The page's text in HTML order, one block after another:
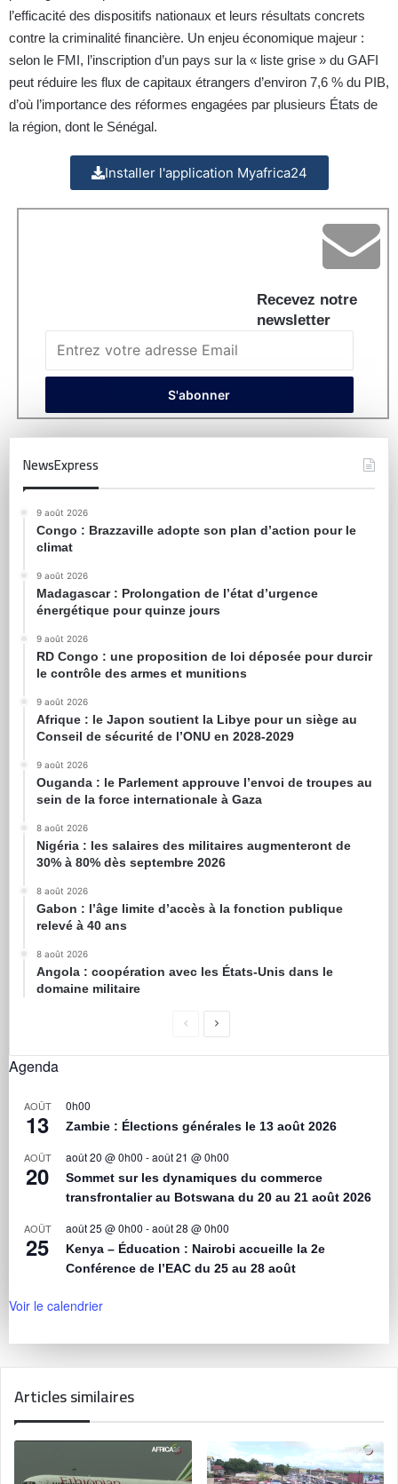
l’efficacité des dispositifs nationaux et leurs résultats concrets
contre la criminalité financière. Un enjeu économique majeur :
selon le FMI, l’inscription d’un pays sur la « liste grise » du GAFI
peut réduire les flux de capitaux étrangers d’environ 7,6 % du PIB,
d’où l’importance des réformes engagées par plusieurs États de
la région, dont le Sénégal.
Installer l'application Myafrica24
Recevez notre
newsletter
NewsExpress
9 août 2026
Congo : Brazzaville adopte son plan d’action pour le
climat
9 août 2026
Madagascar : Prolongation de l’état d’urgence
énergétique pour quinze jours
9 août 2026
RD Congo : une proposition de loi déposée pour durcir
le contrôle des armes et munitions
9 août 2026
Afrique : le Japon soutient la Libye pour un siège au
Conseil de sécurité de l’ONU en 2028-2029
9 août 2026
Ouganda : le Parlement approuve l’envoi de troupes au
sein de la force internationale à Gaza
8 août 2026
Nigéria : les salaires des militaires augmenteront de
30% à 80% dès septembre 2026
8 août 2026
Gabon : l’âge limite d’accès à la fonction publique
relevé à 40 ans
8 août 2026
Angola : coopération avec les États-Unis dans le
domaine militaire
Agenda
AOÛT
13
0h00
Zambie : Élections générales le 13 août 2026
AOÛT
20
août 20 @ 0h00 -août 21 @ 0h00
Sommet sur les dynamiques du commerce
transfrontalier au Botswana du 20 au 21 août 2026
AOÛT
25
août 25 @ 0h00 -août 28 @ 0h00
Kenya – Éducation : Nairobi accueille la 2e
Conférence de l’EAC du 25 au 28 août
Voir le calendrier
Articles similaires